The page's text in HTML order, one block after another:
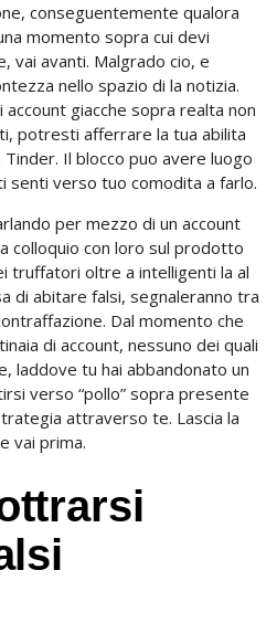
conseguentemente qualora
momento sopra cui devi
vai avanti. Malgrado cio, e
nello spazio di la notizia.
giacche sopra realta non
potresti afferrare la tua abilita
Il blocco puo avere luogo
senti verso tuo comodita a farlo.
per mezzo di un account
colloquio con loro sul prodotto
truffatori oltre a intelligenti la al
di abitare falsi, segnaleranno tra
Dal momento che
di account, nessuno dei quali
laddove tu hai abbandonato un
verso “pollo” sopra presente
attraverso te. Lascia la
vai prima.